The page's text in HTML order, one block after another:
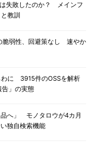
失敗したのか？ メインフ
教訓
脆弱性、回避策なし 速やか
わに 3915件のOSSを解析
告」の実態
品へ」 モノタロウが4カ月
独自検索機能